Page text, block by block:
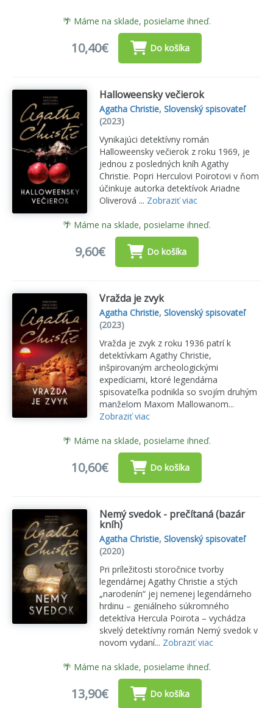
🌴 Máme na sklade, posielame ihneď.
10,40€ Do košíka
Halloweensky večierok
Agatha Christie, Slovenský spisovateľ
(2023)
Vynikajúci detektívny román
Halloweensky večierok z roku 1969, je
jednou z posledných kníh Agathy
Christie. Popri Herculovi Poirotovi v ňom
účinkuje autorka detektívok Ariadne
Oliverová ... Zobraziť viac
🌴 Máme na sklade, posielame ihneď.
9,60€ Do košíka
Vražda je zvyk
Agatha Christie, Slovenský spisovateľ
(2023)
Vražda je zvyk z roku 1936 patrí k
detektívkam Agathy Christie,
inšpirovaným archeologickými
expedíciami, ktoré legendárna
spisovateľka podnikla so svojím druhým
manželom Maxom Mallowanom...
Zobraziť viac
🌴 Máme na sklade, posielame ihneď.
10,60€ Do košíka
Nemý svedok - prečítaná (bazár
kníh)
Agatha Christie, Slovenský spisovateľ
(2020)
Pri príležitosti storočnice tvorby
legendárnej Agathy Christie a stých
„narodenín“ jej nemenej legendárneho
hrdinu – geniálneho súkromného
detektíva Hercula Poirota – vychádza
skvelý detektívny román Nemý svedok v
novom vydaní... Zobraziť viac
🌴 Máme na sklade, posielame ihneď.
13,90€ Do košíka